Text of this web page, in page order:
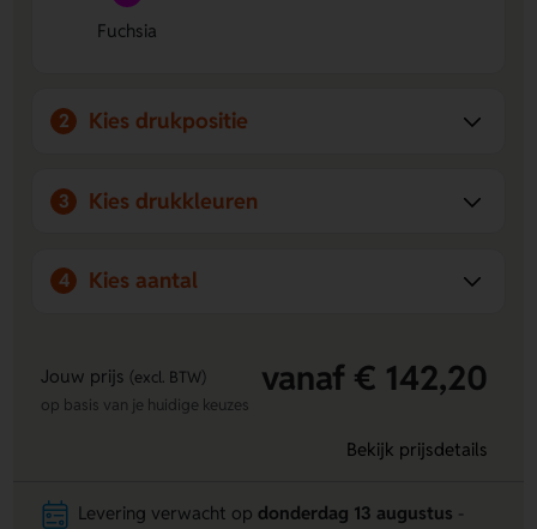
Fuchsia
2 Kies drukpositie
3 Kies drukkleuren
4 Kies aantal
Jouw prijs (excl. BTW) vanaf € 142,20
op basis van je huidige keuzes
Bekijk prijsdetails
Levering verwacht op donderdag 13 augustus